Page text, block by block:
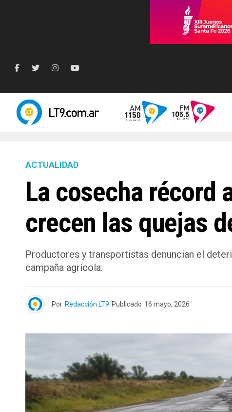
ACTUALIDAD
La cosecha récord
crecen las quejas
Productores y transportistas denuncian el
campaña agrícola.
Por Redacción LT9 Publicado 16 mayo, 2026